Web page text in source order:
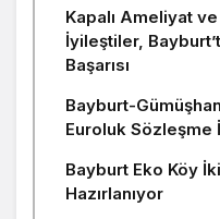
Kapalı Ameliyat
İyileştiler,
Başarısı
Bayburt-
Euroluk Sözleşme
Bayburt Eko Köy
Hazırlanıyor